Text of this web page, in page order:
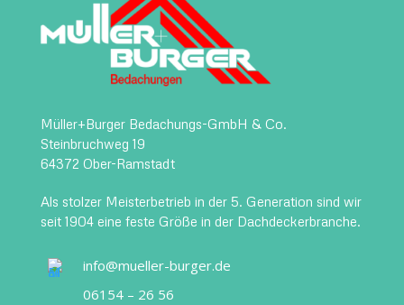
Müller+Burger Bedachungs-GmbH & Co.
Steinbruchweg 19
64372 Ober-Ramstadt
Als stolzer Meisterbetrieb in der 5. Generation sind wir
seit 1904 eine feste Größe in der Dachdeckerbranche.
info@mueller-burger.de
06154 – 26 56